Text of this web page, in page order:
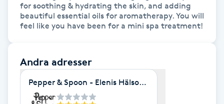
IR-massage
for soothing & hydrating the skin, and adding
beautiful essential oils for aromatherapy. You will
feel like you have been for a mini spa treatment!
Andra adresser
Pepper & Spoon - Elenis Hälsohörna